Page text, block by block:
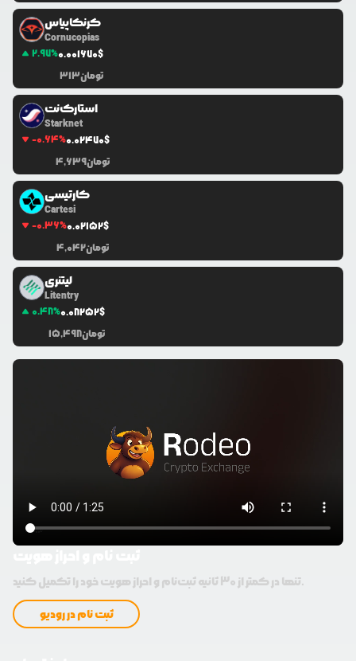
کرنکاپیاس
Cornucopias
2.97%0.001670$
313تومان
استارک‌نت
Starknet
-0.64%0.02470$
4,639تومان
کارتیسی
Cartesi
-0.36%0.02152$
4,042تومان
لیتنری
Litentry
0.48%0.08252$
15,498تومان
تنها در کمتر از 30 ثانیه ثبت‌نام و احراز هویت خود را تکمیل کنید.
ثبت نام در رودیو